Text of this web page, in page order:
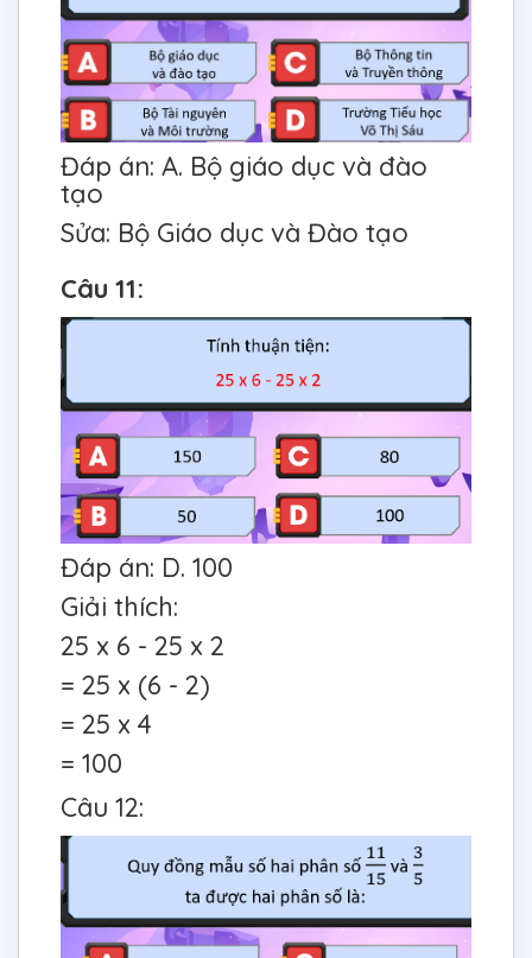
Đáp án: A. Bộ giáo dục và đào
tạo
Sửa: Bộ Giáo dục và Đào tạo
Câu 11:
Đáp án: D. 100
Giải thích:
25 x 6 - 25 x 2
= 25 x (6 - 2)
= 25 x 4
= 100
Câu 12: